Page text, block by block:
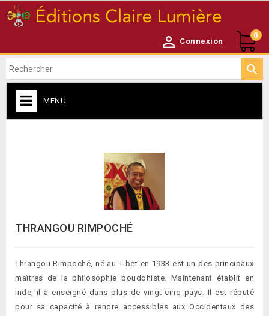
 Connexion
0

MENU
THRANGOU RIMPOCHÉ
Thrangou Rimpoché, né au Tibet en 1933 est un des principaux
maîtres de la philosophie bouddhiste. Maintenant établit en
Inde, il a enseigné dans plus de vingt-cinq pays. Il est réputé
pour sa capacité à rendre accessibles aux Occidentaux des